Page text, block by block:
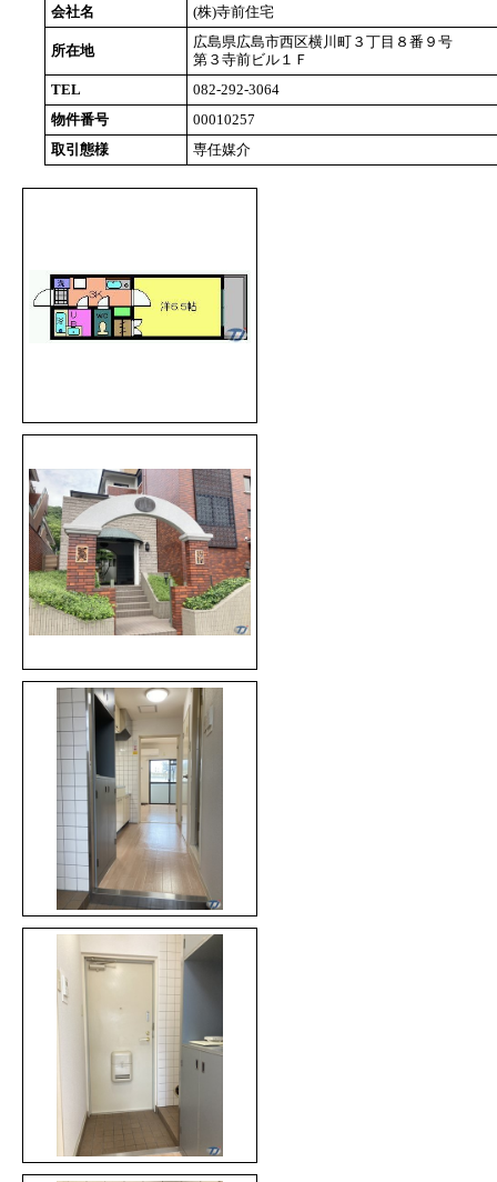
会社名 (株)寺前住宅
所在地
広島県広島市西区横川町３丁目８番９号
第３寺前ビル１Ｆ
TEL
082-292-3064
物件番号
00010257
取引態様
専任媒介